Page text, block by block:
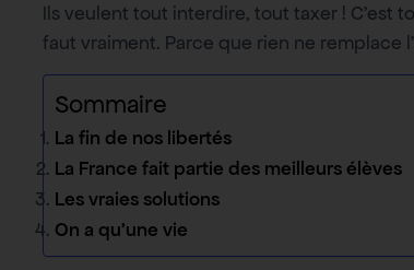
Ils veulent tout interdire, tout taxer ! C’est
faut vraiment. Parce que rien ne remplace
Sommaire
La fin de nos libertés
La France fait partie des meilleurs élèves
Les vraies solutions
On a qu’une vie